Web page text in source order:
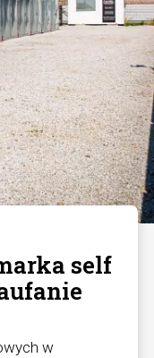
self
w